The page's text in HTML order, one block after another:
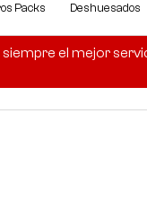
Packs Deshuesados
el mejor